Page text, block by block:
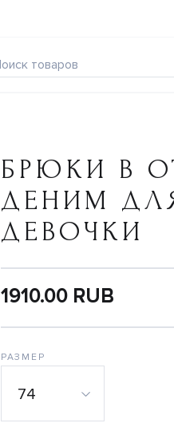
БРЮКИ В
ДЕНИМ
ДЕВОЧКИ
1910.00 RUB
РАЗМЕР
74